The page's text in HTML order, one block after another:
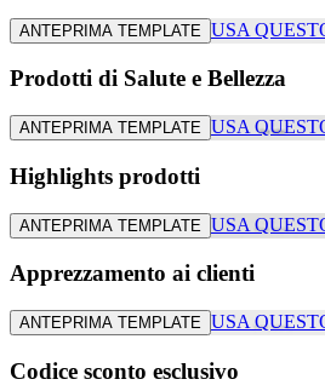
ANTEPRIMA TEMPLATE USA
Prodotti di Salute e Bellezza
ANTEPRIMA TEMPLATE USA
Highlights prodotti
ANTEPRIMA TEMPLATE USA
Apprezzamento ai clienti
ANTEPRIMA TEMPLATE USA
Codice sconto esclusivo